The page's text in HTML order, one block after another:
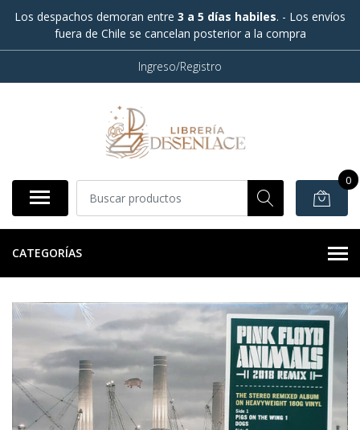
Los despachos demoran entre 3 a 5 días habiles. - Los envíos
fuera de Chile se cancelan posterior a la compra
Ingreso/Registro
0
CATEGORÍAS